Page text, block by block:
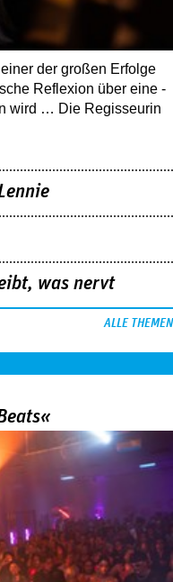
der großen Erfolge
Reflexion über eine
wird … Die Regisseurin
was nervt
ALLE THEMEN